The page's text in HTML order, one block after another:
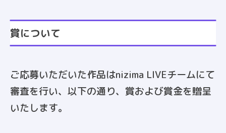
賞について
ご応募いただいた作品はnizima LIVEチームにて
審査を行い、以下の通り、賞および賞金を贈呈
いたします。